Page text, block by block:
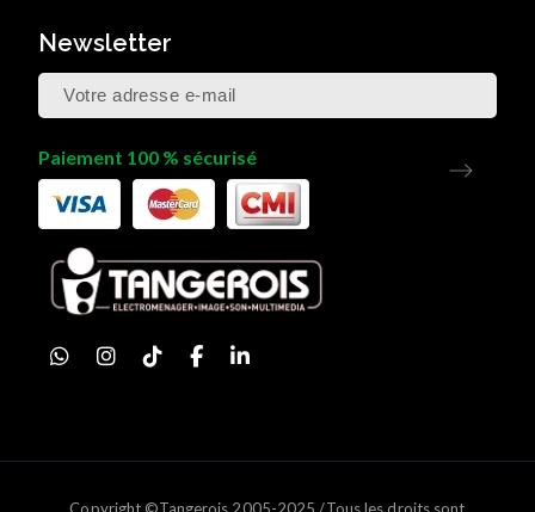
Newsletter
Paiement 100 % sécurisé
Copyright ©Tangerois 2005-2025 /Tous les droits sont